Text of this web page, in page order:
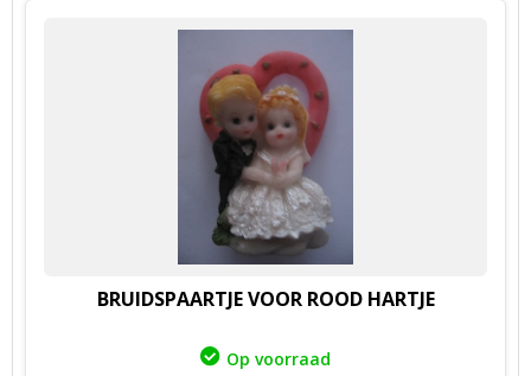
BRUIDSPAARTJE VOOR ROOD HARTJE
Op voorraad